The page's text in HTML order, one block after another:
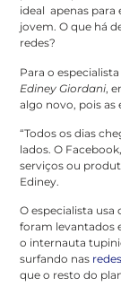
ideal apenas para
jovem. O que há
redes?
Para o
Ediney Giordani,
algo novo, pois as
“Todos os dias
lados. O
serviços ou
Ediney.
O especialista
foram levantados
o internauta
surfando nas
que o resto do